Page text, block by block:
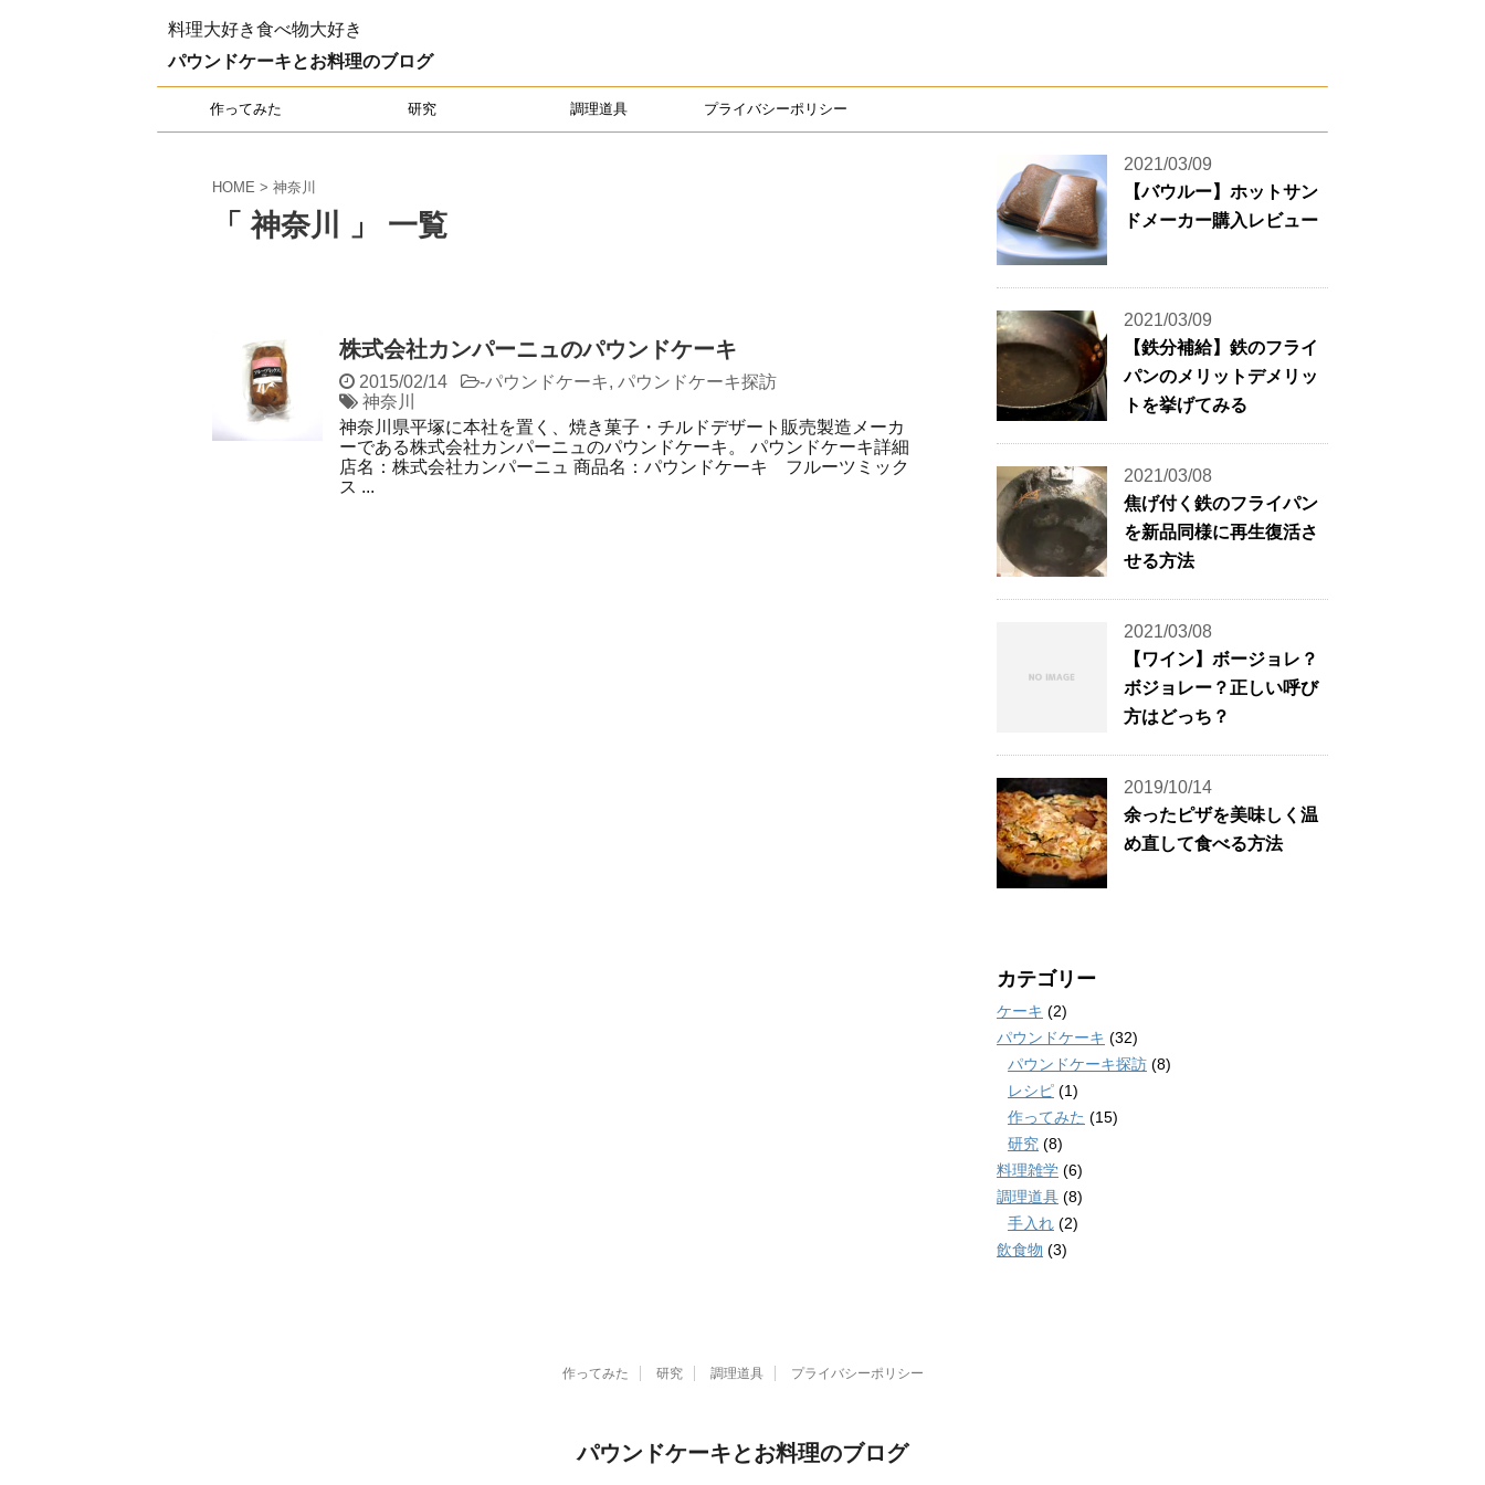
料理大好き食べ物大好き
パウンドケーキとお料理のブログ
作ってみた 研究 調理道具 プライバシーポリシー
HOME > 神奈川
「 神奈川 」 一覧
株式会社カンパーニュのパウンドケーキ
2015/02/14 -パウンドケーキ, パウンドケーキ探訪
神奈川
神奈川県平塚に本社を置く、焼き菓子・チルドデザート販売製造メーカ
ーである株式会社カンパーニュのパウンドケーキ。 パウンドケーキ詳細
店名：株式会社カンパーニュ 商品名：パウンドケーキ フルーツミック
ス ...
2021/03/09
【バウルー】ホットサン
ドメーカー購入レビュー
2021/03/09
【鉄分補給】鉄のフライ
パンのメリットデメリッ
トを挙げてみる
2021/03/08
焦げ付く鉄のフライパン
を新品同様に再生復活さ
せる方法
2021/03/08
【ワイン】ボージョレ？
ボジョレー？正しい呼び
方はどっち？
2019/10/14
余ったピザを美味しく温
め直して食べる方法
カテゴリー
ケーキ (2)
パウンドケーキ (32)
パウンドケーキ探訪 (8)
レシピ (1)
作ってみた (15)
研究 (8)
料理雑学 (6)
調理道具 (8)
手入れ (2)
飲食物 (3)
作ってみた 研究 調理道具 プライバシーポリシー
パウンドケーキとお料理のブログ